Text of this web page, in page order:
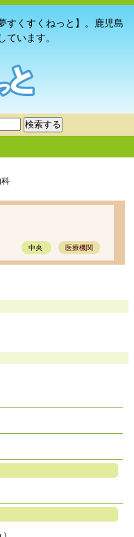
すくすくねっと】。鹿児島
ています。
検索する
科
中央 医療機関